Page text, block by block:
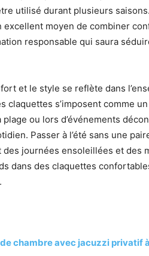
utilisé durant plusieurs
moyen de combiner
responsable qui saura
et le style se reflète dans
s’imposent comme
plage ou lors d’événements
Passer à l’été sans une
journées ensoleillées et des
dans des claquettes
chambre avec jacuzzi privatif